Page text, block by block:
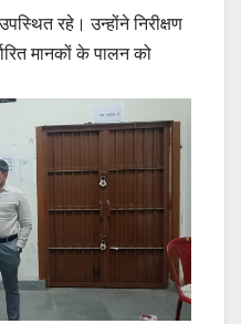
रहे। उन्होंने निरीक्षण
मानकों के पालन को